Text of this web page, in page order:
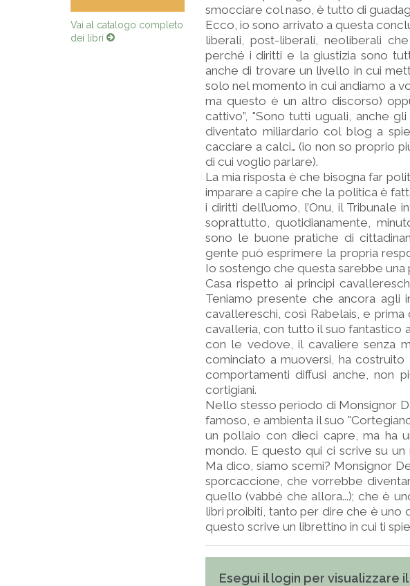
Vai al catalogo completo
dei libri
smocciare col naso, è tutto di
Ecco, io sono arrivato a questa
liberali, post-liberali, neoliberali
perché i diritti e la giustizia sono
anche di trovare un livello in cui
solo nel momento in cui andiamo a
ma questo è un altro discorso)
cattivo”, "Sono tutti uguali, anche
diventato miliardario col blog a
cacciare a calci… (io non so proprio
di cui voglio parlare).
La mia risposta è che bisogna far
imparare a capire che la politica è
i diritti dell’uomo, l’Onu, il
soprattutto, quotidianamente,
sono le buone pratiche di
gente può esprimere la propria
Io sostengo che questa sarebbe
Casa rispetto ai principi
Teniamo presente che ancora agli
cavallereschi, così Rabelais, e
cavalleria, con tutto il suo fantastico
con le vedove, il cavaliere senza
cominciato a muoversi, ha
comportamenti diffusi anche, non
cortigiani.
Nello stesso periodo di Monsignor
famoso, e ambienta il suo
un pollaio con dieci capre, ma ha
mondo. E questo qui ci scrive su
Ma dico, siamo scemi? Monsignor
sporcaccione, che vorrebbe
quello (vabbé che allora...); che è
libri proibiti, tanto per dire che è uno
questo scrive un librettino in cui ti
Esegui il login per visualizzare